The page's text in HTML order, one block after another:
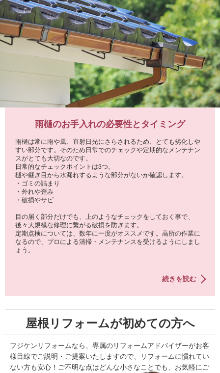
雨樋のお手入れの必要性とタイミング
雨樋は常に雨や風、直射日光にさらされるため、とても劣化しや
すい部分です。そのため日常でのチェックや定期的なメンテナン
スがとても大切なのです。
日常的なチェックポイントは3つ。
樋や継ぎ目から水漏れするような部分がないか確認します。
・ゴミの詰まり
・外れや歪み
・破損やサビ
目の届く部分だけでも、上のようなチェックをしておく事で、
後々大規模な修理に繋がる破損を防ぎます。
定期点検については、数年に一度がオススメです。高所の作業に
なるので、プロによる清掃・メンテナンスを受けるようにしまし
ょう。
続きを読む
屋根リフォームが初めての方へ
フジケンリフォームなら、専属のリフォームアドバイザーがお客
様目線でご説明・ご提案いたしますので、リフォームに慣れてい
ない方も安心！ご不明な点はどんな小さなことでも、お気軽にご